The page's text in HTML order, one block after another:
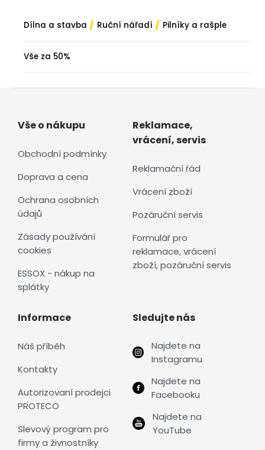
Dílna a stavba / Ruční nářadí / Pilníky a rašple
Vše za 50%
Vše o nákupu
Obchodní podmínky
Doprava a cena
Ochrana osobních
údajů
Zásady používání
cookies
ESSOX - nákup na
splátky
Reklamace,
vrácení, servis
Reklamační řád
Vrácení zboží
Pozáruční servis
Formulář pro
reklamace, vrácení
zboží, pozáruční servis
Informace
Náš příběh
Kontakty
Autorizovaní prodejci
PROTECO
Slevový program pro
firmy a živnostníky
Sledujte nás
Najdete na
Instagramu
Najdete na
Facebooku
Najdete na
YouTube